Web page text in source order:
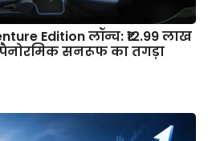
Edition लॉन्च: ₹12.99 लाख
सनरूफ का तगड़ा